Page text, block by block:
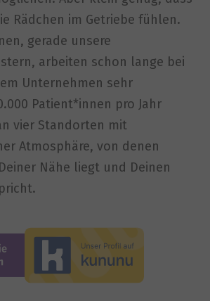
Rädchen im Getriebe fühlen.
gerade unsere
arbeiten schon lange bei
Unternehmen sehr
Patient*innen pro Jahr
vier Standorten mit
Atmosphäre, von denen
Nähe liegt und Deinen